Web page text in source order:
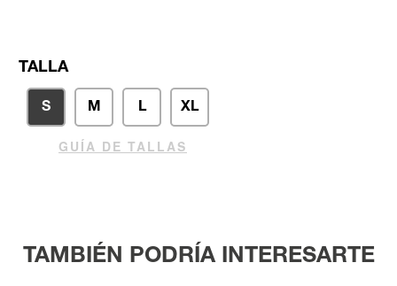
TALLA
S M L XL
GUÍA DE TALLAS
TAMBIÉN PODRÍA INTERESARTE